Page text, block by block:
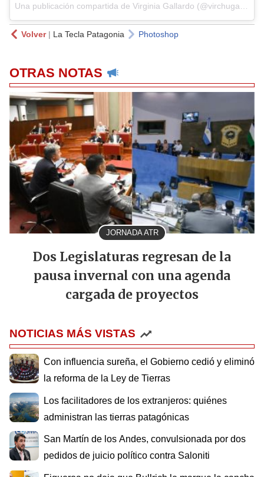
Una publicación compartida de Virginia Gallardo (@virchugallardo) el
Volver| La Tecla Patagonia Photoshop
OTRAS NOTAS
JORNADA ATR
Dos Legislaturas regresan de la
pausa invernal con una agenda
cargada de proyectos
NOTICIAS MÁS VISTAS
Con influencia sureña, el Gobierno cedió y eliminó
la reforma de la Ley de Tierras
Los facilitadores de los extranjeros: quiénes
administran las tierras patagónicas
San Martín de los Andes, convulsionada por dos
pedidos de juicio político contra Saloniti